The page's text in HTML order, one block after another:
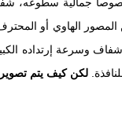
الهاوي أو
وسرعة إرتداده
لكن كيف يتم تصوير